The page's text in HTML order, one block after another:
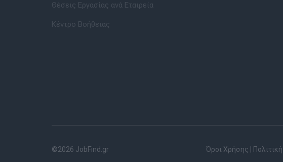
Θέσεις Εργασίας ανά Εταιρεία
Κέντρο Βοήθειας
©2026 JobFind.gr Όροι Χρήσης